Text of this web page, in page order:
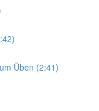
Üben (2:41)